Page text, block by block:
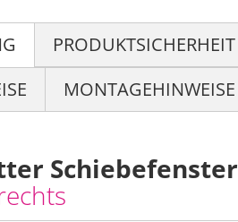
PRODUKTSICHERHEIT
MONTAGEHINWEISE
Schiebefenster